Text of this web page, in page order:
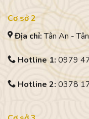
Cơ sở 2
Địa chỉ:Tân An -
Hotline 1: 0979
Hotline 2: 0378